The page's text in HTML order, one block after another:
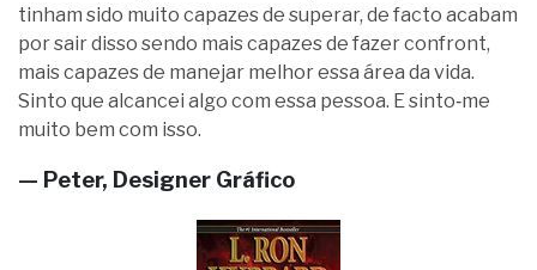
tinham sido muito capazes de superar, de facto acabam
por sair disso sendo mais capazes de fazer confront,
mais capazes de manejar melhor essa área da vida.
Sinto que alcancei algo com essa pessoa. E sinto‑me
muito bem com isso.
— Peter, Designer Gráfico